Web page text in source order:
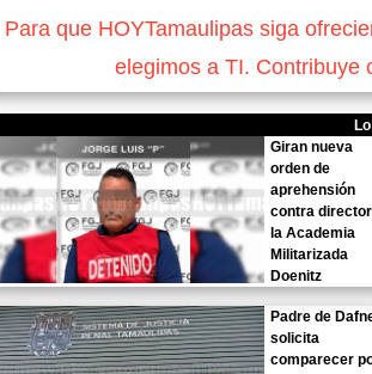
Para que HOYTamaulipas siga
elegimos a TI. Contribuye
Giran nueva
orden de
aprehensión
contra
la Academia
Militarizada
Doenitz
Padre de
solicita
comparecer